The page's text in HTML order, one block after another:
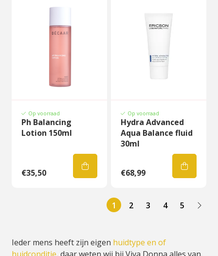
Op voorraad
Ph Balancing
Lotion 150ml
€35,50
Op voorraad
Hydra Advanced
Aqua Balance fluid
30ml
€68,99
1 2 3 4 5
Ieder mens heeft zijn eigen huidtype en of